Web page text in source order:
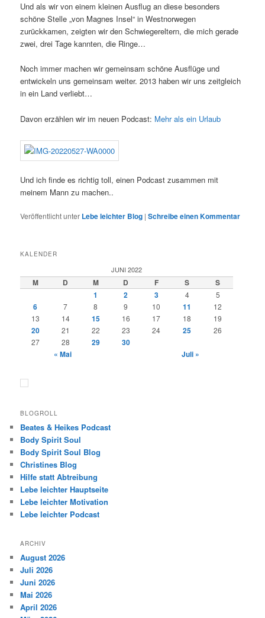
Und als wir von einem kleinen Ausflug an diese besonders
schöne Stelle „von Magnes Insel“ in Westnorwegen
zurückkamen, zeigten wir den Schwiegereltern, die mich gerade
zwei, drei Tage kannten, die Ringe…
Noch immer machen wir gemeinsam schöne Ausflüge und
entwickeln uns gemeinsam weiter. 2013 haben wir uns zeitgleich
in ein Land verliebt…
Davon erzählen wir im neuen Podcast: Mehr als ein Urlaub
Und ich finde es richtig toll, einen Podcast zusammen mit
meinem Mann zu machen..
Veröffentlicht unter Lebe leichter Blog |Schreibe einen Kommentar
KALENDER
JUNI 2022
M D M D F S
S
1
2 3 4 5
6 7 8 9 10 11
12
13
14 15 16 17 18 19
20 21 22 23 24 25
26
27
28 29
30
« Mai
Juli »
BLOGROLL
Beates & Heikes Podcast
Body Spirit Soul
Body Spirit Soul Blog
Christines Blog
Hilfe statt Abtreibung
Lebe leichter Hauptseite
Lebe leichter Motivation
Lebe leichter Podcast
ARCHIV
August 2026
Juli 2026
Juni 2026
Mai 2026
April 2026